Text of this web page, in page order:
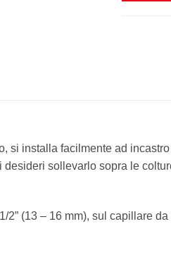
si installa facilmente ad
sollevarlo sopra le
2” (13 – 16 mm), sul capillare